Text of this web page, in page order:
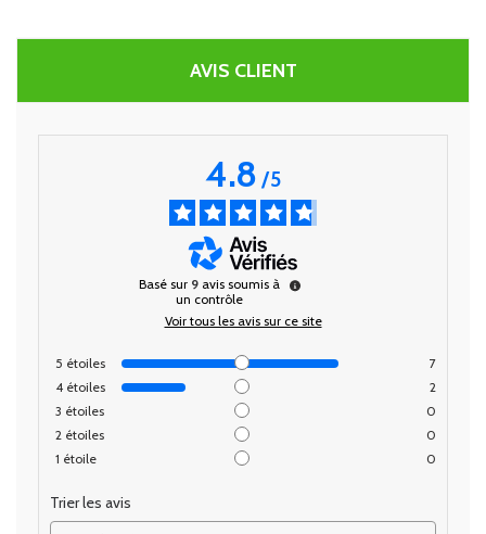
AVIS CLIENT
4.8/5
Basé sur 9 avis soumis à
un contrôle
Voir tous les avis sur ce site
5 étoiles
7
4 étoiles
2
3 étoiles
0
2 étoiles
0
1 étoile 0
Trier les avis